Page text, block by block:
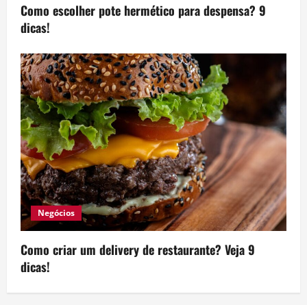
Como escolher pote hermético para despensa? 9
dicas!
Negócios
Como criar um delivery de restaurante? Veja 9
dicas!